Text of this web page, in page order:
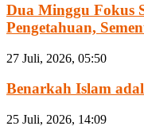
Dua Minggu Fokus
Pengetahuan,
27 Juli, 2026, 05:50
Benarkah Islam
25 Juli, 2026, 14:09